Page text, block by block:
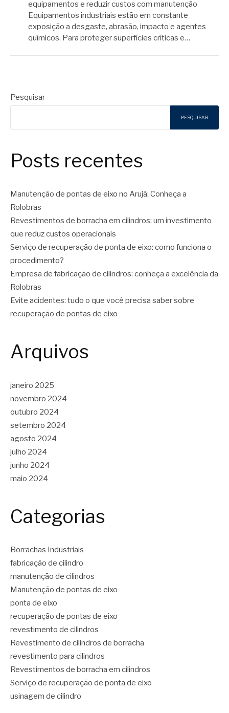
equipamentos e reduzir custos com manutenção
Equipamentos industriais estão em constante
exposição a desgaste, abrasão, impacto e agentes
químicos. Para proteger superfícies críticas e…
Pesquisar
PESQUISAR
Posts recentes
Manutenção de pontas de eixo no Arujá: Conheça a
Rolobras
Revestimentos de borracha em cilindros: um investimento
que reduz custos operacionais
Serviço de recuperação de ponta de eixo: como funciona o
procedimento?
Empresa de fabricação de cilindros: conheça a excelência da
Rolobras
Evite acidentes: tudo o que você precisa saber sobre
recuperação de pontas de eixo
Arquivos
janeiro 2025
novembro 2024
outubro 2024
setembro 2024
agosto 2024
julho 2024
junho 2024
maio 2024
Categorias
Borrachas Industriais
fabricação de cilindro
manutenção de cilindros
Manutenção de pontas de eixo
ponta de eixo
recuperação de pontas de eixo
revestimento de cilindros
Revestimento de cilindros de borracha
revestimento para cilindros
Revestimentos de borracha em cilindros
Serviço de recuperação de ponta de eixo
usinagem de cilindro